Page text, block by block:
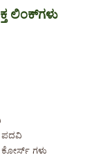
ಲಿಂಕ್‌ಗಳು
ಪದವಿ
ಗಳು